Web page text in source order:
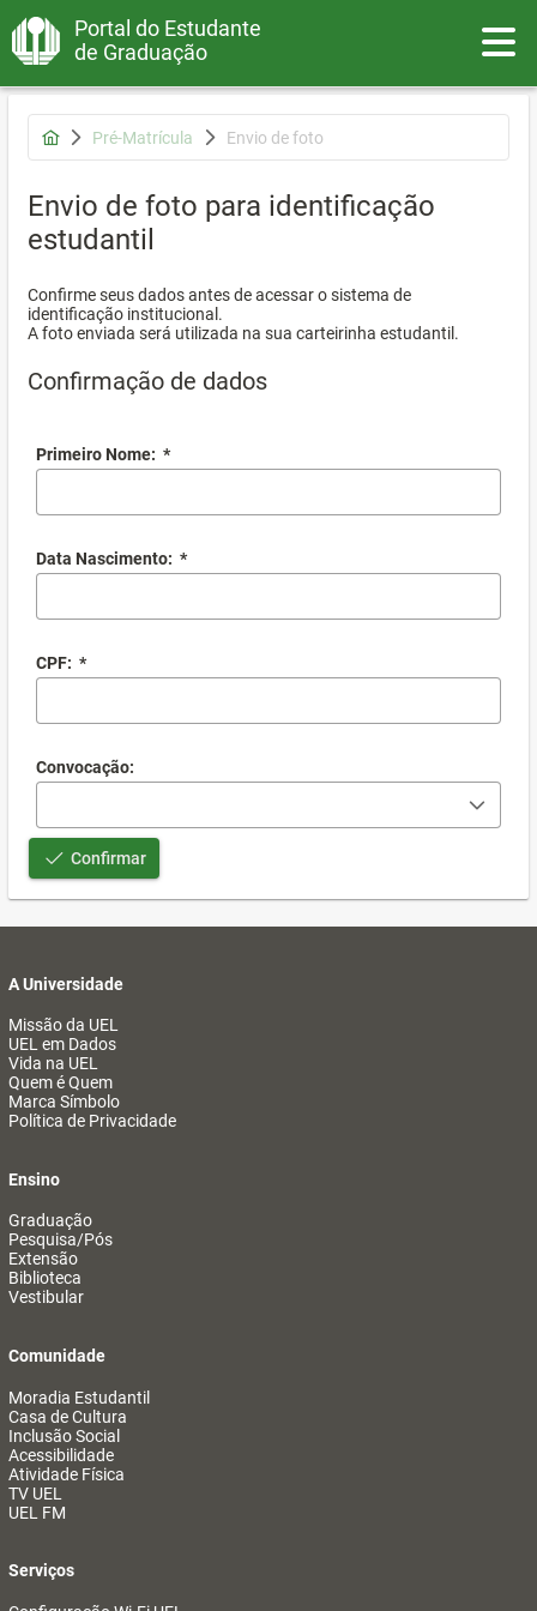
Portal do Estudante
de Graduação
Pré-Matrícula Envio de foto
Envio de foto para identificação
estudantil
Confirme seus dados antes de acessar o sistema de
identificação institucional.
A foto enviada será utilizada na sua carteirinha estudantil.
Confirmação de dados
Primeiro Nome: *
Data Nascimento: *
CPF: *
Convocação:
Confirmar
A Universidade
Missão da UEL
UEL em Dados
Vida na UEL
Quem é Quem
Marca Símbolo
Política de Privacidade
Ensino
Graduação
Pesquisa/Pós
Extensão
Biblioteca
Vestibular
Comunidade
Moradia Estudantil
Casa de Cultura
Inclusão Social
Acessibilidade
Atividade Física
TV UEL
UEL FM
Serviços